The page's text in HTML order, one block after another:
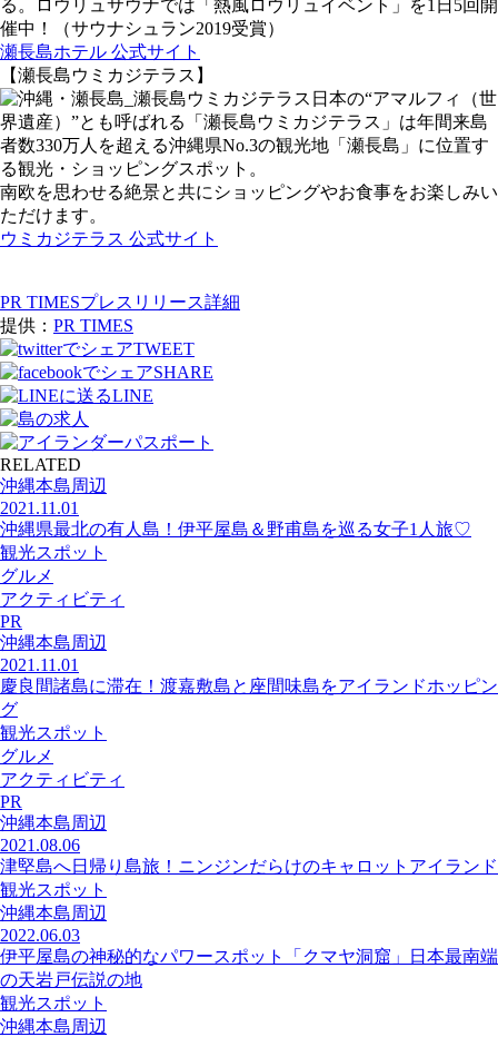
る。ロウリュサウナでは「熱風ロウリュイベント」を1日5回開
催中！（サウナシュラン2019受賞）
瀬長島ホテル 公式サイト
【瀬長島ウミカジテラス】
日本の“アマルフィ（世
界遺産）”とも呼ばれる「瀬長島ウミカジテラス」は年間来島
者数330万人を超える沖縄県No.3の観光地「瀬長島」に位置す
る観光・ショッピングスポット。
南欧を思わせる絶景と共にショッピングやお食事をお楽しみい
ただけます。
ウミカジテラス 公式サイト
PR TIMESプレスリリース詳細
提供： PR TIMES
TWEET
SHARE
LINE
RELATED
沖縄本島周辺
2021.11.01
沖縄県最北の有人島！伊平屋島＆野甫島を巡る女子1人旅♡
観光スポット
グルメ
アクティビティ
PR
沖縄本島周辺
2021.11.01
慶良間諸島に滞在！渡嘉敷島と座間味島をアイランドホッピン
グ
観光スポット
グルメ
アクティビティ
PR
沖縄本島周辺
2021.08.06
津堅島へ日帰り島旅！ニンジンだらけのキャロットアイランド
観光スポット
沖縄本島周辺
2022.06.03
伊平屋島の神秘的なパワースポット「クマヤ洞窟」日本最南端
の天岩戸伝説の地
観光スポット
沖縄本島周辺